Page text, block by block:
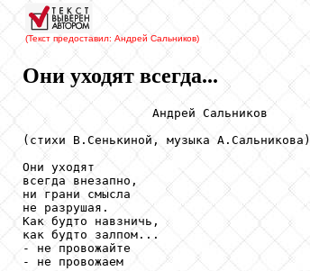
(Текст предоставил: Андрей Сальников)
Они уходят всегда...
                  Андрей Сальников
(стихи В.Сенькиной, музыка А.Сальникова)
Они уходят
всегда внезапно,
ни грани смысла
не разрушая.
Как будто навзничь,
как будто залпом...
- не провожайте
- не провожаем